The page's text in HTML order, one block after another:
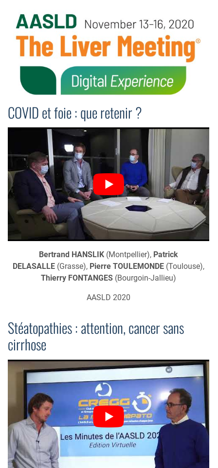
COVID et foie : que retenir ?
Bertrand HANSLIK (Montpellier), Patrick
DELASALLE (Grasse), Pierre TOULEMONDE (Toulouse),
Thierry FONTANGES (Bourgoin-Jallieu)
AASLD 2020
Stéatopathies : attention, cancer sans
cirrhose